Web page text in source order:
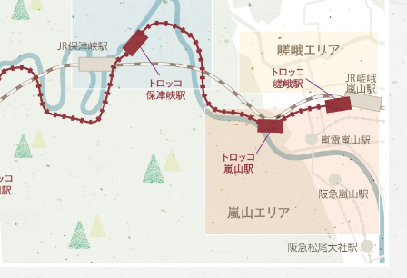
お身体の不自由なお客さまへ
about Sagano Romantic Train
嵯峨野トロッコについて
嵯峨野トロッコ列車とは
季節ごとの楽しみ方
ツアー紹介
よくあるご質問